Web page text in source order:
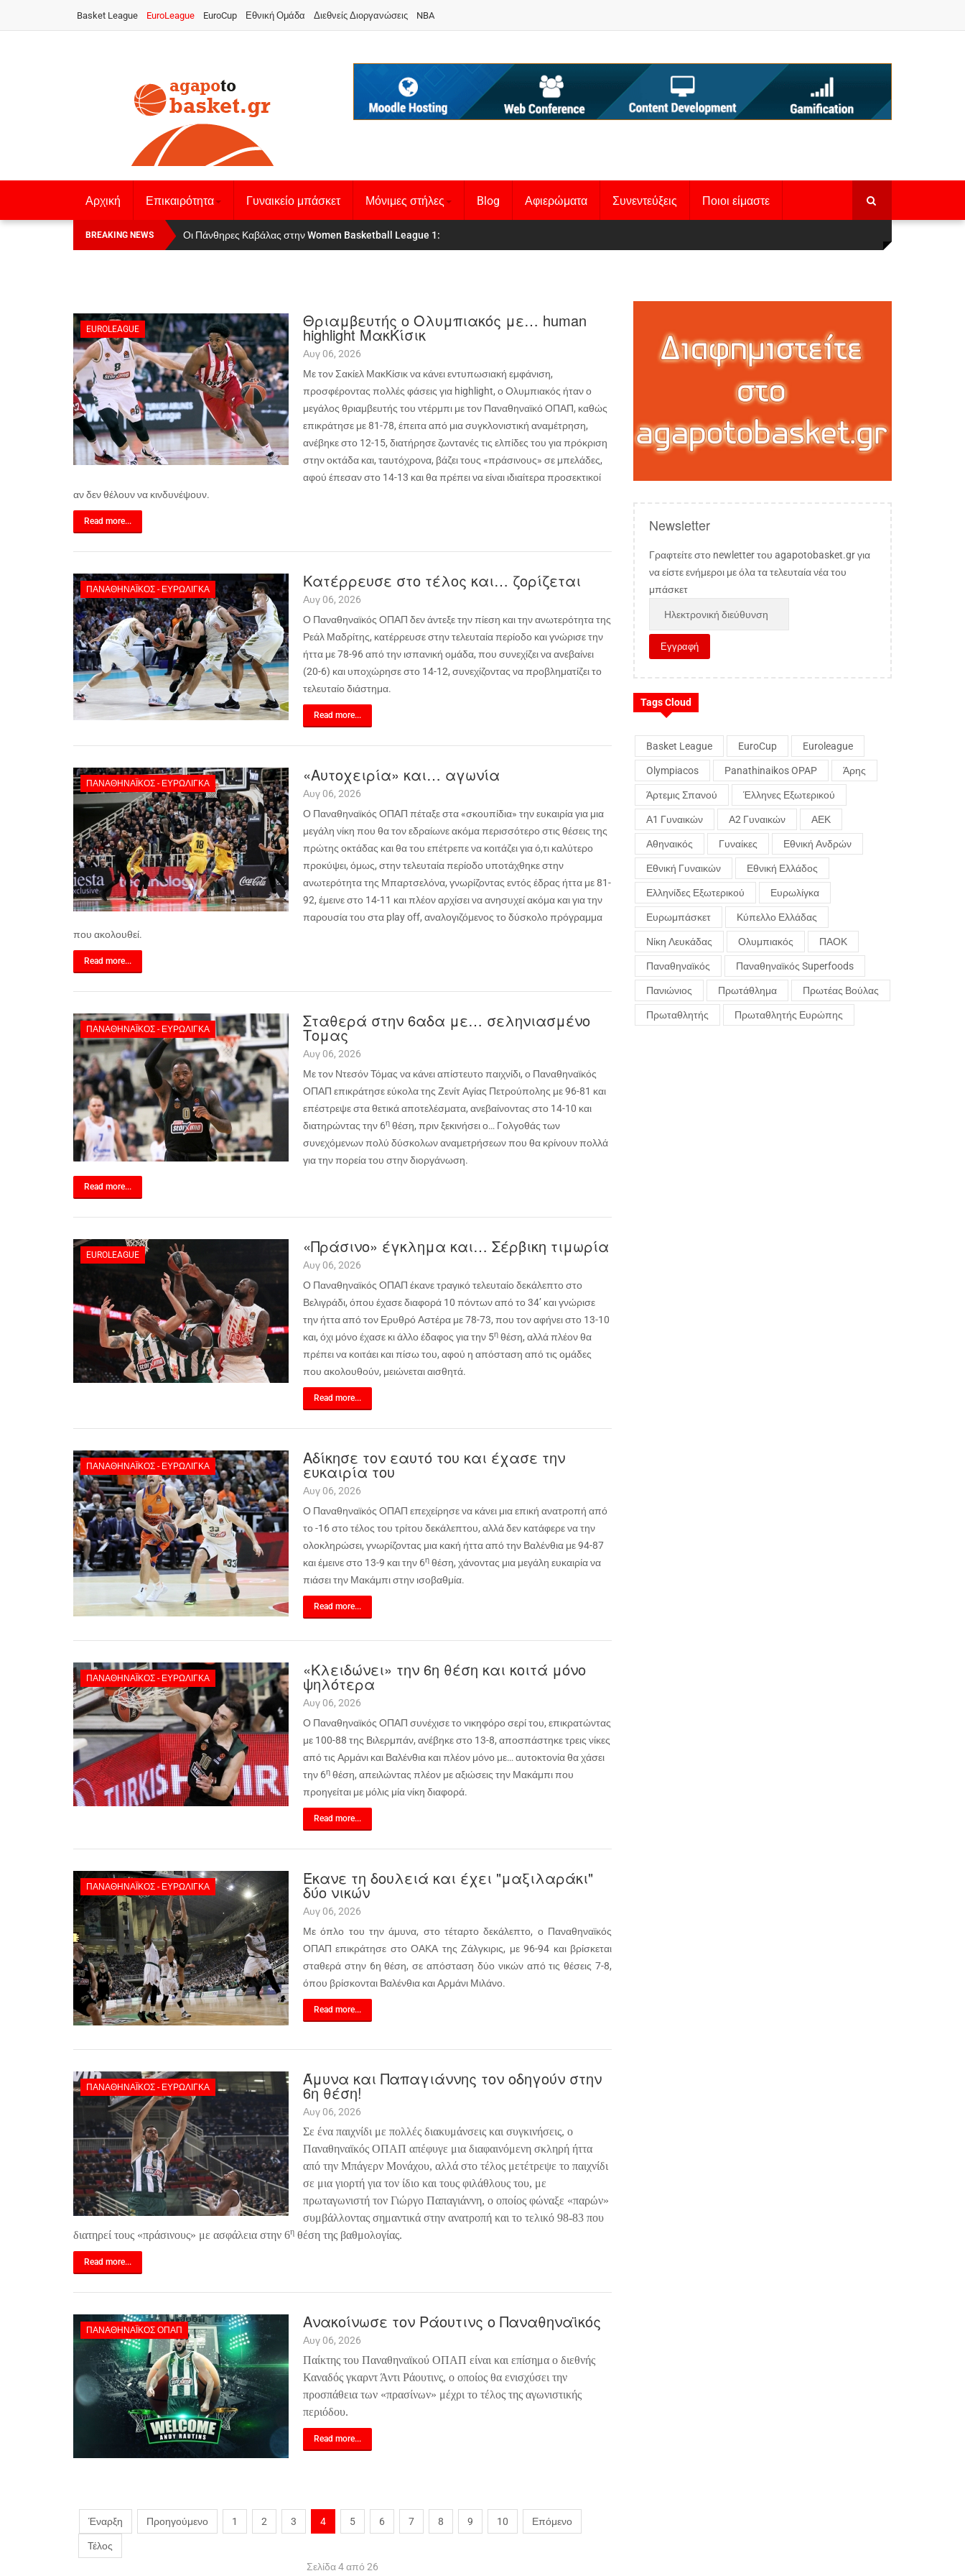
Basket League EuroLeague EuroCup Εθνική Ομάδα Διεθνείς Διοργανώσεις NBA
Αρχική Επικαιρότητα Γυναικείο μπάσκετ Μόνιμες στήλες Blog Αφιερώματα Συνεντεύξεις Ποιοι είμαστε
BREAKING NEWS Οι Πάνθηρες Καβάλας στην Women Basketball League 1
Αναχώρησε για τα Γιάννενα η Εθνική Γυναικών
EUROLEAGUE Θριαμβευτής ο Ολυμπιακός με… human
highlight ΜακΚίσικ
Αυγ 06, 2026
Με τον Σακίελ ΜακΚίσικ να κάνει εντυπωσιακή εμφάνιση,
προσφέροντας πολλές φάσεις για highlight, ο Ολυμπιακός ήταν ο
μεγάλος θριαμβευτής του ντέρμπι με τον Παναθηναϊκό ΟΠΑΠ, καθώς
επικράτησε με 81-78, έπειτα από μια συγκλονιστική αναμέτρηση,
ανέβηκε στο 12-15, διατήρησε ζωντανές τις ελπίδες του για πρόκριση
στην οκτάδα και, ταυτόχρονα, βάζει τους «πράσινους» σε μπελάδες,
αφού έπεσαν στο 14-13 και θα πρέπει να είναι ιδιαίτερα προσεκτικοί
αν δεν θέλουν να κινδυνέψουν.
Read more...
ΠΑΝΑΘΗΝΑΪΚΌΣ - ΕΥΡΩΛΊΓΚΑ Κατέρρευσε στο τέλος και… ζορίζεται
Αυγ 06, 2026
Ο Παναθηναϊκός ΟΠΑΠ δεν άντεξε την πίεση και την ανωτερότητα της
Ρεάλ Μαδρίτης, κατέρρευσε στην τελευταία περίοδο και γνώρισε την
ήττα με 78-96 από την ισπανική ομάδα, που συνεχίζει να ανεβαίνει
(20-6) και υποχώρησε στο 14-12, συνεχίζοντας να προβληματίζει το
τελευταίο διάστημα.
Read more...
ΠΑΝΑΘΗΝΑΪΚΌΣ - ΕΥΡΩΛΊΓΚΑ «Αυτοχειρία» και… αγωνία
Αυγ 06, 2026
Ο Παναθηναϊκός ΟΠΑΠ πέταξε στα «σκουπίδια» την ευκαιρία για μια
μεγάλη νίκη που θα τον εδραίωνε ακόμα περισσότερο στις θέσεις της
πρώτης οκτάδας και θα του επέτρεπε να κοιτάζει για ό,τι καλύτερο
προκύψει, όμως, στην τελευταία περίοδο υποτάχθηκε στην
ανωτερότητα της Μπαρτσελόνα, γνωρίζοντας εντός έδρας ήττα με 81-
92, έμεινε στο 14-11 και πλέον αρχίσει να ανησυχεί ακόμα και για την
παρουσία του στα playoff, αναλογιζόμενος το δύσκολο πρόγραμμα
που ακολουθεί.
Read more...
ΠΑΝΑΘΗΝΑΪΚΌΣ - ΕΥΡΩΛΊΓΚΑ Σταθερά στην 6αδα με… σεληνιασμένο
Τομας
Αυγ 06, 2026
Με τον Ντεσόν Τόμας να κάνει απίστευτο παιχνίδι, ο Παναθηναϊκός
ΟΠΑΠ επικράτησε εύκολα της Ζενίτ Αγίας Πετρούπολης με 96-81 και
επέστρεψε στα θετικά αποτελέσματα, ανεβαίνοντας στο 14-10 και
διατηρώντας την 6η θέση, πριν ξεκινήσει ο… Γολγοθάς των
συνεχόμενων πολύ δύσκολων αναμετρήσεων που θα κρίνουν πολλά
για την πορεία του στην διοργάνωση.
Read more...
EUROLEAGUE «Πράσινο» έγκλημα και… Σέρβικη τιμωρία
Αυγ 06, 2026
Ο Παναθηναϊκός ΟΠΑΠ έκανε τραγικό τελευταίο δεκάλεπτο στο
Βελιγράδι, όπου έχασε διαφορά 10 πόντων από το 34’ και γνώρισε
την ήττα από τον Ερυθρό Αστέρα με 78-73, που τον αφήνει στο 13-10
και, όχι μόνο έχασε κι άλλο έδαφος για την 5η θέση, αλλά πλέον θα
πρέπει να κοιτάει και πίσω του, αφού η απόσταση από τις ομάδες
που ακολουθούν, μειώνεται αισθητά.
Read more...
ΠΑΝΑΘΗΝΑΪΚΌΣ - ΕΥΡΩΛΊΓΚΑ Αδίκησε τον εαυτό του και έχασε την
ευκαιρία του
Αυγ 06, 2026
Ο Παναθηναϊκός ΟΠΑΠ επεχείρησε να κάνει μια επική ανατροπή από
το -16 στο τέλος του τρίτου δεκάλεπτου, αλλά δεν κατάφερε να την
ολοκληρώσει, γνωρίζοντας μια κακή ήττα από την Βαλένθια με 94-87
και έμεινε στο 13-9 και την 6η θέση, χάνοντας μια μεγάλη ευκαιρία να
πιάσει την Μακάμπι στην ισοβαθμία.
Read more...
ΠΑΝΑΘΗΝΑΪΚΌΣ - ΕΥΡΩΛΊΓΚΑ «Κλειδώνει» την 6η θέση και κοιτά μόνο
ψηλότερα
Αυγ 06, 2026
Ο Παναθηναϊκός ΟΠΑΠ συνέχισε το νικηφόρο σερί του, επικρατώντας
με 100-88 της Βιλερμπάν, ανέβηκε στο 13-8, αποσπάστηκε τρεις νίκες
από τις Αρμάνι και Βαλένθια και πλέον μόνο με… αυτοκτονία θα χάσει
την 6η θέση, απειλώντας πλέον με αξιώσεις την Μακάμπι που
προηγείται με μόλις μία νίκη διαφορά.
Read more...
ΠΑΝΑΘΗΝΑΪΚΌΣ - ΕΥΡΩΛΊΓΚΑ Έκανε τη δουλειά και έχει "μαξιλαράκι"
δύο νικών
Αυγ 06, 2026
Με όπλο του την άμυνα, στο τέταρτο δεκάλεπτο, ο Παναθηναϊκός
ΟΠΑΠ επικράτησε στο ΟΑΚΑ της Ζάλγκιρις, με 96-94 και βρίσκεται
σταθερά στην 6η θέση, σε απόσταση δύο νικών από τις θέσεις 7-8,
όπου βρίσκονται Βαλένθια και Αρμάνι Μιλάνο.
Read more...
ΠΑΝΑΘΗΝΑΪΚΌΣ - ΕΥΡΩΛΊΓΚΑ Άμυνα και Παπαγιάννης τον οδηγούν στην
6η θέση!
Αυγ 06, 2026
Σε ένα παιχνίδι με πολλές διακυμάνσεις και συγκινήσεις, ο
Παναθηναϊκός ΟΠΑΠ απέφυγε μια διαφαινόμενη σκληρή ήττα
από την Μπάγερν Μονάχου, αλλά στο τέλος μετέτρεψε το παιχνίδι
σε μια γιορτή για τον ίδιο και τους φιλάθλους του, με
πρωταγωνιστή τον Γιώργο Παπαγιάννη, ο οποίος φώναξε «παρών»
συμβάλλοντας σημαντικά στην ανατροπή και το τελικό 98-83 που
διατηρεί τους «πράσινους» με ασφάλεια στην 6η θέση της βαθμολογίας.
Read more...
ΠΑΝΑΘΗΝΑΪΚΌΣ ΟΠΑΠ Ανακοίνωσε τον Ράουτινς ο Παναθηναϊκός
Αυγ 06, 2026
Παίκτης του Παναθηναϊκού ΟΠΑΠ είναι και επίσημα ο διεθνής
Καναδός γκαρντ Άντι Ράουτινς, ο οποίος θα ενισχύσει την
προσπάθεια των «πρασίνων» μέχρι το τέλος της αγωνιστικής
περιόδου.
Read more...
Έναρξη Προηγούμενο 1 2 3 4 5 6 7 8 9 10 Επόμενο
Τέλος
Σελίδα 4 από 26
Newsletter
Γραφτείτε στο newletter του agapotobasket.gr για
να είστε ενήμεροι με όλα τα τελευταία νέα του
μπάσκετ
Tags Cloud
Basket League EuroCup Euroleague
Olympiacos Panathinaikos OPAP Άρης
Άρτεμις Σπανού Έλληνες Εξωτερικού
Α1 Γυναικών Α2 Γυναικών ΑΕΚ
Αθηναικός Γυναίκες Εθνική Ανδρών
Εθνική Γυναικών Εθνική Ελλάδος
Ελληνίδες Εξωτερικού Ευρωλίγκα
Ευρωμπάσκετ Κύπελλο Ελλάδας
Νίκη Λευκάδας Ολυμπιακός ΠΑΟΚ
Παναθηναϊκός Παναθηναϊκός Superfoods
Πανιώνιος Πρωτάθλημα Πρωτέας Βούλας
Πρωταθλητής Πρωταθλητής Ευρώπης